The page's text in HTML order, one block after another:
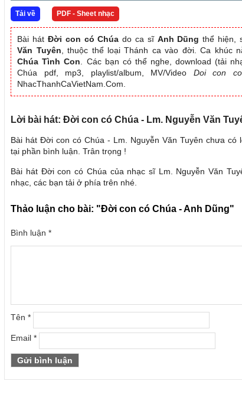
Tải về PDF - Sheet nhạc
Bài hát Đời con có Chúa do ca sĩ Anh Dũng thể hiện,
Văn Tuyên , thuộc thể loại Thánh ca vào đời. Ca khúc
Chúa Tình Con . Các bạn có thể nghe, download (tải
Chúa pdf, mp3, playlist/album, MV/Video Doi con
NhacThanhCaVietNam.Com.
Lời bài hát: Đời con có Chúa - Lm. Nguyễn Văn
Bài hát Đời con có Chúa - Lm. Nguyễn Văn Tuyên chưa có
tại phần bình luận. Trân trọng !
Bài hát Đời con có Chúa của nhạc sĩ Lm. Nguyễn Văn
nhạc, các bạn tải ở phía trên nhé.
Thảo luận cho bài: "Đời con có Chúa - Anh Dũng"
Bình luận*
Tên*
Email*